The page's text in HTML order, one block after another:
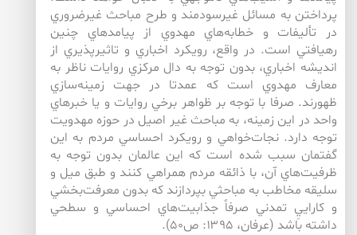
پرداختن به مسائل غيرسودمند و طرح مباحث غيرضروري
در تأليفات و خطابه‌هاي مهدوي از پيامدهاي چنين
رهيافتي است. در واقع، رويكرد اخباري و تاثيرپذيري از
انديشه اخباري، بدون توجه به دال مركزي روايات ناظر به
معارف مهدوي است كه عمدتا در جهت زمينه‌‌سازي
ظهورند. صرفا با توجه بر ظواهر برخي روايات و يا خبرهاي
واحد در اين زمينه، به مباحث غير اصيل در حوزه مهدويت
توجه دارد. نجات‌خواهي و رويكرد احساسي مردم به اين
گفتمان سبب شده است كه اين عالمان بدون توجه به
ظرفيت‌هاي آن، با ذائقه مردم همراهي كنند و طبق ميل و
سليقه مخاطب به مباحثي بپردازند كه بدون معرفت‌بخشي
و كاراييِ تمدني صرفاً جذابيت‌هاي احساسي و سطحي
داشته باشد (عرفان، ۱۳۹۵: ص۵۰).